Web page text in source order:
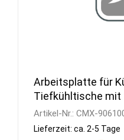
Arbeitsplatte für
Tiefkühltische mit
Aufkantung
Artikel-Nr.: CMX-
Lieferzeit: ca. 2-5 Tage